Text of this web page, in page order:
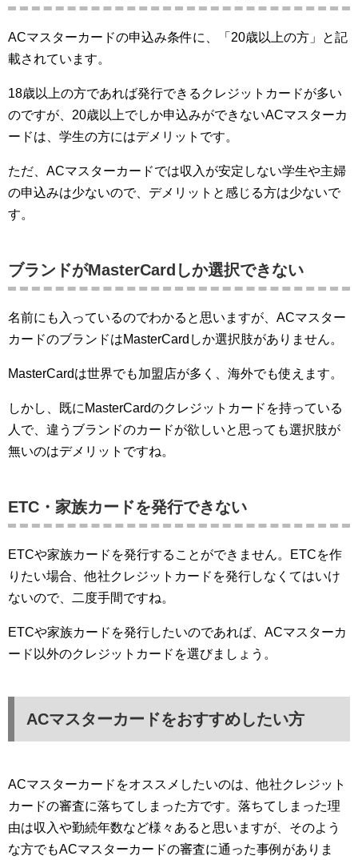
ACマスターカードの申込み条件に、「20歳以上の方」と記
載されています。
18歳以上の方であれば発行できるクレジットカードが多い
のですが、20歳以上でしか申込みができないACマスターカ
ードは、学生の方にはデメリットです。
ただ、ACマスターカードでは収入が安定しない学生や主婦
の申込みは少ないので、デメリットと感じる方は少ないで
す。
ブランドがMasterCardしか選択できない
名前にも入っているのでわかると思いますが、ACマスター
カードのブランドはMasterCardしか選択肢がありません。
MasterCardは世界でも加盟店が多く、海外でも使えます。
しかし、既にMasterCardのクレジットカードを持っている
人で、違うブランドのカードが欲しいと思っても選択肢が
無いのはデメリットですね。
ETC・家族カードを発行できない
ETCや家族カードを発行することができません。ETCを作
りたい場合、他社クレジットカードを発行しなくてはいけ
ないので、二度手間ですね。
ETCや家族カードを発行したいのであれば、ACマスターカ
ード以外のクレジットカードを選びましょう。
ACマスターカードをおすすめしたい方
ACマスターカードをオススメしたいのは、他社クレジット
カードの審査に落ちてしまった方です。落ちてしまった理
由は収入や勤続年数など様々あると思いますが、そのよう
な方でもACマスターカードの審査に通った事例がありま